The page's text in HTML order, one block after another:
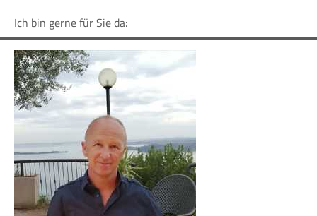
Ich bin gerne für Sie da: